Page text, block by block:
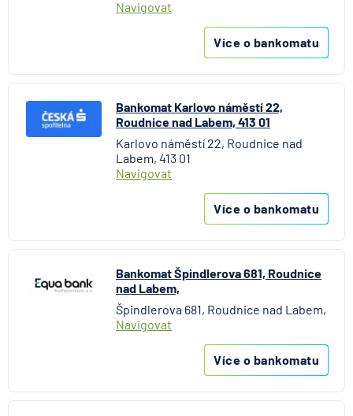
Navigovat
Více o bankomatu
Bankomat Karlovo náměstí 22,
Roudnice nad Labem, 413 01
Karlovo náměstí 22, Roudnice nad
Labem, 413 01
Navigovat
Více o bankomatu
Bankomat Špindlerova 681, Roudnice
nad Labem,
Špindlerova 681, Roudnice nad Labem,
Navigovat
Více o bankomatu